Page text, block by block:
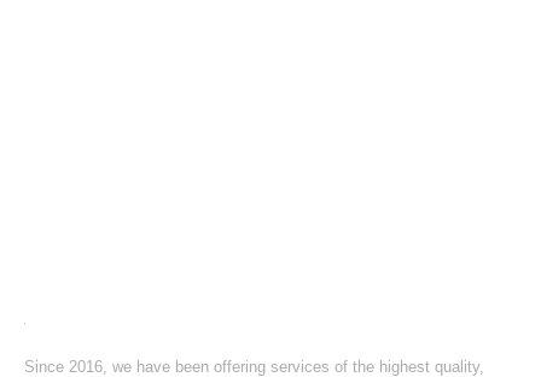
Since 2016, we have been offering services of the highest quality,